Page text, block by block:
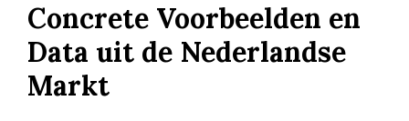
Concrete Voorbeelden en
Data uit de Nederlandse
Markt